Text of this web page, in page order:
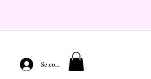
Se connecter